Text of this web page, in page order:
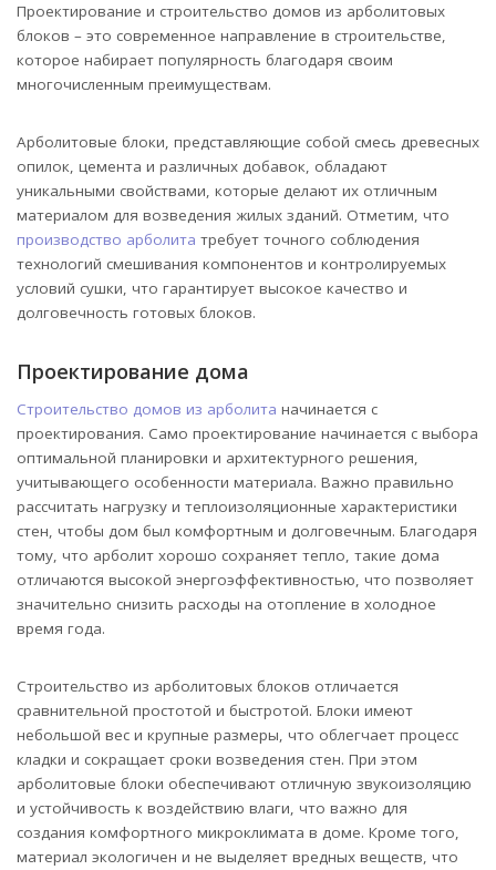
Проектирование и строительство домов из арболитовых
блоков – это современное направление в строительстве,
которое набирает популярность благодаря своим
многочисленным преимуществам.
Арболитовые блоки, представляющие собой смесь древесных
опилок, цемента и различных добавок, обладают
уникальными свойствами, которые делают их отличным
материалом для возведения жилых зданий. Отметим, что
производство арболита требует точного соблюдения
технологий смешивания компонентов и контролируемых
условий сушки, что гарантирует высокое качество и
долговечность готовых блоков.
Проектирование дома
Строительство домов из арболита начинается с
проектирования. Само проектирование начинается с выбора
оптимальной планировки и архитектурного решения,
учитывающего особенности материала. Важно правильно
рассчитать нагрузку и теплоизоляционные характеристики
стен, чтобы дом был комфортным и долговечным. Благодаря
тому, что арболит хорошо сохраняет тепло, такие дома
отличаются высокой энергоэффективностью, что позволяет
значительно снизить расходы на отопление в холодное
время года.
Строительство из арболитовых блоков отличается
сравнительной простотой и быстротой. Блоки имеют
небольшой вес и крупные размеры, что облегчает процесс
кладки и сокращает сроки возведения стен. При этом
арболитовые блоки обеспечивают отличную звукоизоляцию
и устойчивость к воздействию влаги, что важно для
создания комфортного микроклимата в доме. Кроме того,
материал экологичен и не выделяет вредных веществ, что